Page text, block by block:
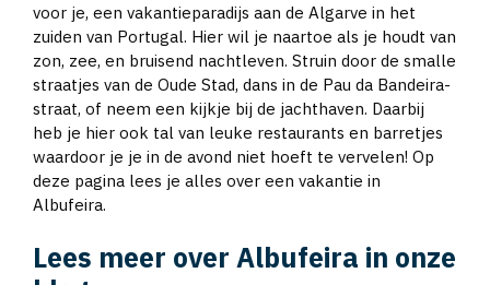
voor je, een vakantieparadijs aan de Algarve in het
zuiden van Portugal. Hier wil je naartoe als je houdt van
zon, zee, en bruisend nachtleven. Struin door de smalle
straatjes van de Oude Stad, dans in de Pau da Bandeira-
straat, of neem een kijkje bij de jachthaven. Daarbij
heb je hier ook tal van leuke restaurants en barretjes
waardoor je je in de avond niet hoeft te vervelen! Op
deze pagina lees je alles over een vakantie in
Albufeira.
Lees meer over Albufeira in onze